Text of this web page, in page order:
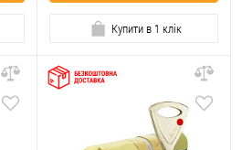
Купити в 1 клік